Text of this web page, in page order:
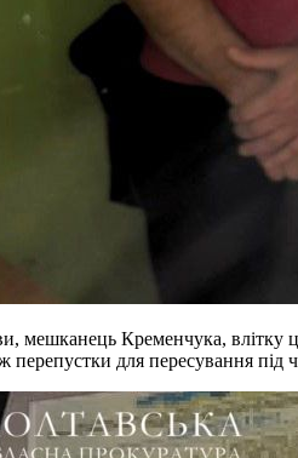
мешканець Кременчука, влітку
для пересування під